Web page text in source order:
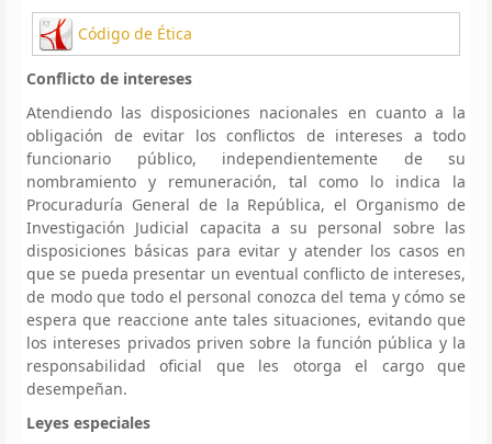
Código de Ética
Conflicto de intereses
Atendiendo las disposiciones nacionales en cuanto a la
obligación de evitar los conflictos de intereses a todo
funcionario público, independientemente de su
nombramiento y remuneración, tal como lo indica la
Procuraduría General de la República, el Organismo de
Investigación Judicial capacita a su personal sobre las
disposiciones básicas para evitar y atender los casos en
que se pueda presentar un eventual conflicto de intereses,
de modo que todo el personal conozca del tema y cómo se
espera que reaccione ante tales situaciones, evitando que
los intereses privados priven sobre la función pública y la
responsabilidad oficial que les otorga el cargo que
desempeñan.
Leyes especiales